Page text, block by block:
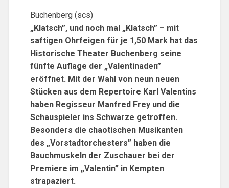
Buchenberg (scs)
„Klatsch”, und noch mal „Klatsch” – mit
saftigen Ohrfeigen für je 1,50 Mark hat das
Historische Theater Buchenberg seine
fünfte Auflage der „Valentinaden”
eröffnet. Mit der Wahl von neun neuen
Stücken aus dem Repertoire Karl Valentins
haben Regisseur Manfred Frey und die
Schauspieler ins Schwarze getroffen.
Besonders die chaotischen Musikanten
des „Vorstadtorchesters” haben die
Bauchmuskeln der Zuschauer bei der
Premiere im „Valentin” in Kempten
strapaziert.